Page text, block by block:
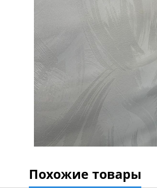
Похожие товары